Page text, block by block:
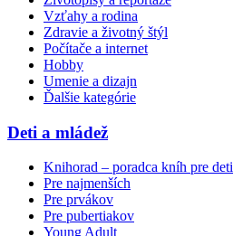
Vzťahy a rodina
Zdravie a životný štýl
Počítače a internet
Hobby
Umenie a dizajn
Ďalšie kategórie
Deti a mládež
Knihorad – poradca kníh pre deti
Pre najmenších
Pre prvákov
Pre pubertiakov
Young Adult